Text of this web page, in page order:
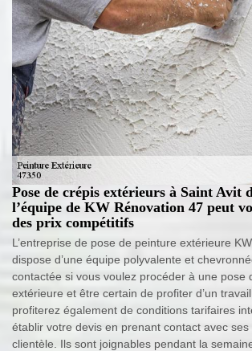
Pose de crépis extérieurs à Saint Avit
l’équipe de KW Rénovation 47 peut
des prix compétitifs
L’entreprise de pose de peinture extérieure
dispose d’une équipe polyvalente et
contactée si vous voulez procéder à une pose
extérieure et être certain de profiter d’un
profiterez également de conditions tarifaires
établir votre devis en prenant contact avec ses
clientèle. Ils sont joignables pendant la